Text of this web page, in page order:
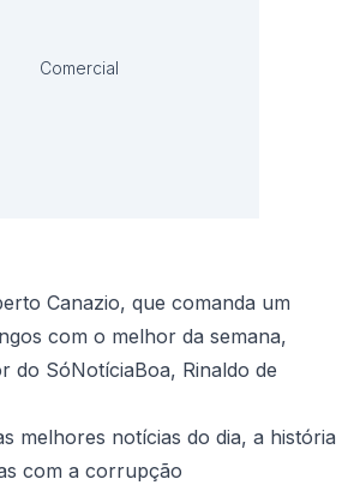
Comercial
Canazio, que comanda um
com o melhor da semana,
do SóNotíciaBoa, Rinaldo de
melhores notícias do dia, a história
com a corrupção